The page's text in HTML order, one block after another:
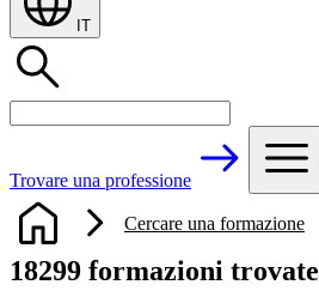
IT
Trovare una professione
Cercare una formazione
18299 formazioni trovate